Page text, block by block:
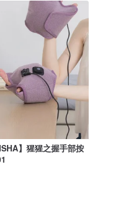
】猩猩之握手部按